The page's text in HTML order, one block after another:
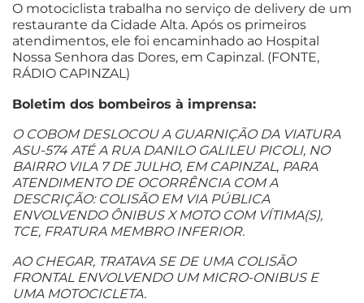
O motociclista trabalha no serviço de delivery de um
restaurante da Cidade Alta. Após os primeiros
atendimentos, ele foi encaminhado ao Hospital
Nossa Senhora das Dores, em Capinzal. (FONTE,
RÁDIO CAPINZAL)
Boletim dos bombeiros à imprensa:
O COBOM DESLOCOU A GUARNIÇÃO DA VIATURA
ASU-574 ATÉ A RUA DANILO GALILEU PICOLI, NO
BAIRRO VILA 7 DE JULHO, EM CAPINZAL, PARA
ATENDIMENTO DE OCORRÊNCIA COM A
DESCRIÇÃO: COLISÃO EM VIA PÚBLICA
ENVOLVENDO ÔNIBUS X MOTO COM VÍTIMA(S),
TCE, FRATURA MEMBRO INFERIOR.
AO CHEGAR, TRATAVA SE DE UMA COLISÃO
FRONTAL ENVOLVENDO UM MICRO-ONIBUS E
UMA MOTOCICLETA.